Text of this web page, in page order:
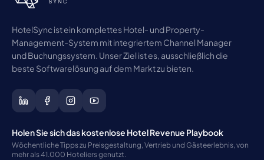
HotelSync ist ein komplettes Hotel- und Property-
Management-System mit integriertem Channel Manager
und Buchungssystem. Unser Ziel ist es, ausschließlich die
beste Softwarelösung auf dem Markt zu bieten.
Holen Sie sich das kostenlose Hotel Revenue Playbook
Wöchentliche Tipps zu Preisgestaltung, Vertrieb und Gästeerlebnis, von
mehr als 41.000 Hoteliers genutzt.